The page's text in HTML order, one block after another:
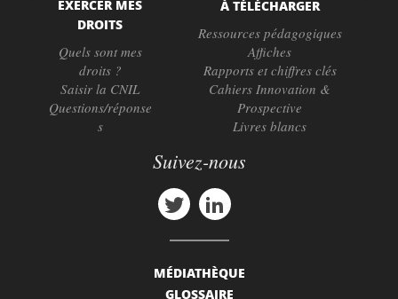
EXERCER MES
DROITS
Quels sont mes
droits ?
Saisir la CNIL
Questions/réponse
s
À TÉLÉCHARGER
Ressources pédagogiques
Affiches
Rapports et chiffres clés
Cahiers Innovation &
Prospective
Livres blancs
Suivez-nous
MÉDIATHÈQUE
GLOSSAIRE